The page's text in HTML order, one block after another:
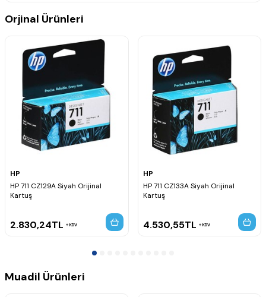
Orjinal Ürünleri
HP
HP 711 CZ129A Siyah Orijinal
Kartuş
2.830,24TL KDV
HP
HP 711 CZ133A Siyah Orijinal
Kartuş
4.530,55TL KDV
Muadil Ürünleri